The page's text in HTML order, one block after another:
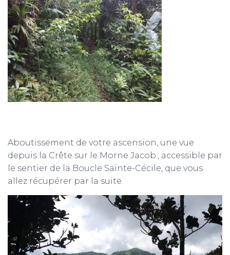
Aboutissement de votre ascension, une vue
depuis la Crête sur le Morne Jacob., accessible par
le sentier de la Boucle Sainte-Cécile, que vous
allez récupérer par la suite.